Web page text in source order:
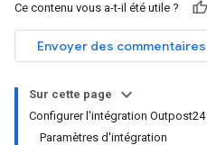
Ce contenu vous a-t-il été utile ?
Envoyer des commentaires
Sur cette page
Configurer l'intégration
Paramètres d'intégration